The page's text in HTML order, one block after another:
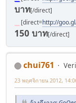
บาท[/direct]
[direct=http://
150 บาท[/direct]
chui761
23 พฤศจิกายน 2012,